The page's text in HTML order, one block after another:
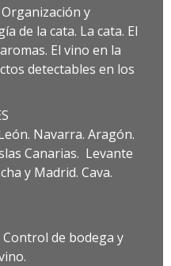
y
de la cata. La cata. El
El vino en la
detectables en los
Navarra. Aragón.
Canarias. Levante
y Madrid. Cava.
de bodega y